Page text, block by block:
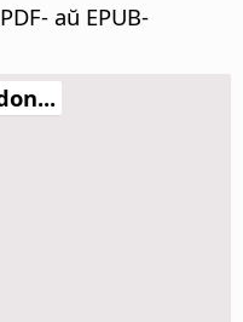
aŭ EPUB-